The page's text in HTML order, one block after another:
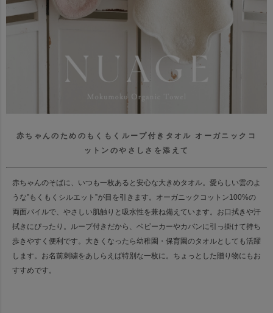
赤ちゃんのためのもくもくループ付きタオル
オーガニックコ
ットンのやさしさを添えて
赤ちゃんのそばに、いつも一枚あると安心な大きめタオル。 愛らしい雲のよ
うな”もくもくシルエット”が目を引きます。 オーガニックコットン100%の
両面パイルで、やさしい肌触りと吸水性を兼ね備えています。 お口拭きや汗
拭きにぴったり。ループ付きだから、 ベビーカーやカバンに引っ掛けて持ち
歩きやすく便利です。 大きくなったら幼稚園・保育園のタオルとしても活躍
します。 お名前刺繍をあしらえば特別な一枚に。ちょっとした贈り物にもお
すすめです。